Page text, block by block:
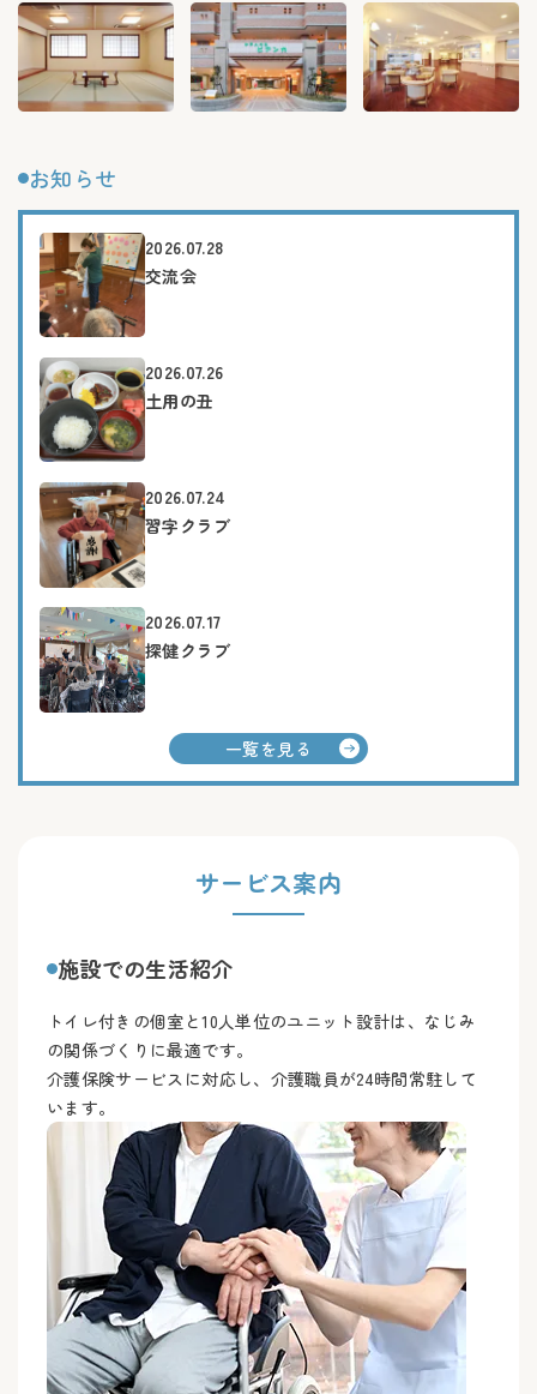
お知らせ
2026.07.28
交流会
2026.07.26
土用の丑
2026.07.24
習字クラブ
2026.07.17
探健クラブ
一覧を見る
サービス案内
施設での生活紹介
トイレ付きの個室と10人単位のユニット設計は、なじみ
の関係づくりに最適です。
介護保険サービスに対応し、介護職員が24時間常駐して
います。